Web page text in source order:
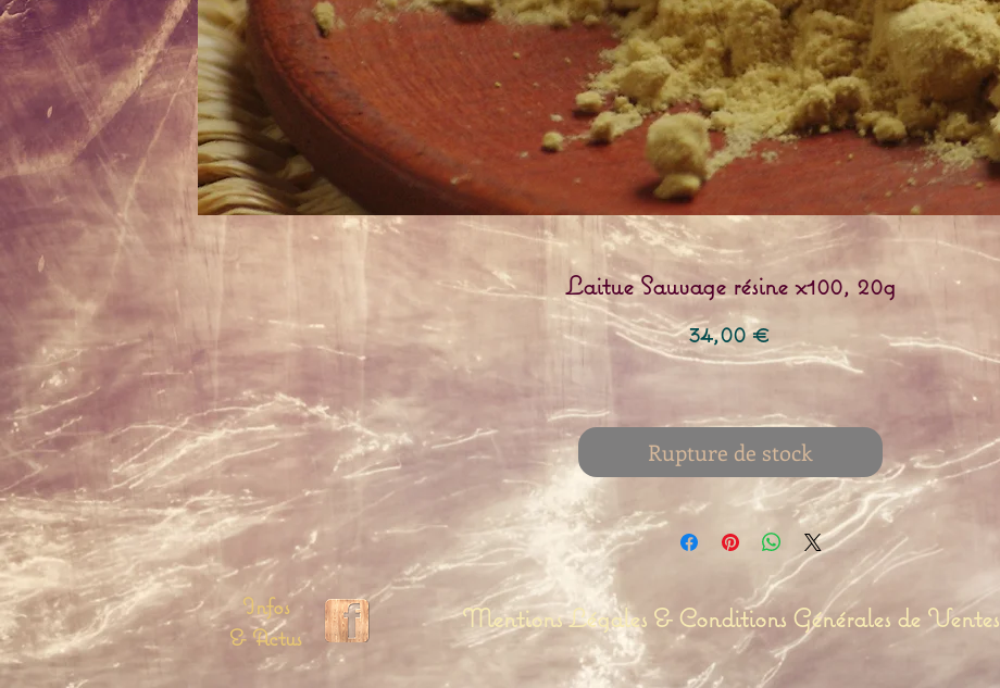
Laitue Sauvage résine x100, 20g
34,00 €Prix
Rupture de stock
Infos
& Actus
Mentions Légales & Conditions Générales de Ventes